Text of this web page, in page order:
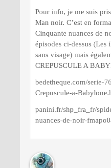
Pour info, je me suis
Man noir. C’est en
Cinquante nuances de
épisodes ci-dessus (Les
sans visage) mais
CREPUSCULE A
bedetheque.com/serie-
Crepuscule-a-
panini.fr/shp_fra_fr/
nuances-de-noir-